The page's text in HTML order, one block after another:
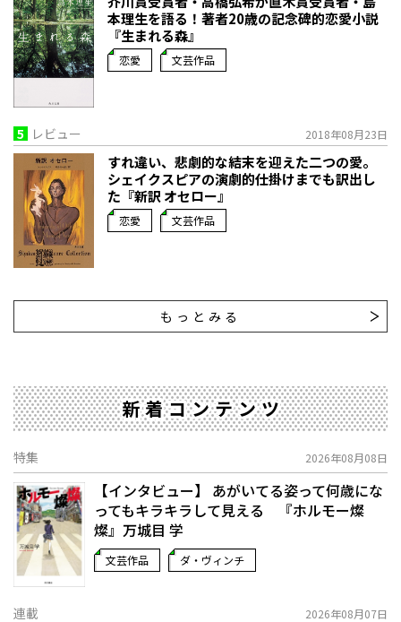
本理生を語る！著者20歳の記念碑的恋愛小説
『生まれる森』
恋愛 文芸作品
5 レビュー 2018年08月23日
すれ違い、悲劇的な結末を迎えた二つの愛。
シェイクスピアの演劇的仕掛けまでも訳出し
た『新訳 オセロー』
恋愛 文芸作品
もっとみる
新着コンテンツ
特集 2026年08月08日
【インタビュー】 あがいてる姿って何歳にな
ってもキラキラして見える 『ホルモー燦
燦』万城目 学
文芸作品 ダ・ヴィンチ
連載 2026年08月07日